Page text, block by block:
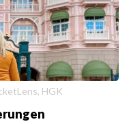
HGK